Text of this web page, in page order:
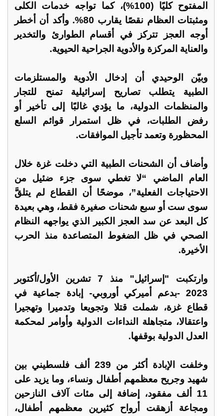
المفتوح كليًا (100%)، كما تواجه خدمات الكلى
ومثبتات العظام نقصًا يقارب 80%. وأكد أن أخطر
أوجه العجز تتركز في أقسام الطوارئ والتخدير
والعناية المركزة والأدوية الجراحية الحيوية.
وبيّن الوحيدي أن إدخال الأدوية والمستلزمات
الطبية يتطلب تصاريح إسرائيلية تمنح للتجار
والمنظمات الدولية، ما يؤدي غالبًا إلى تأخير أو
رفض الطلبات، في ظل استمرار قوائم السلع
المحظورة وتعمد تأجيل الموافقات.
وأضاف أن الشحنات الطبية التي دخلت غزة خلال
العام الماضي “لا تغطي سوى جزء ضئيل من
الاحتياجات الفعلية”، موضحًا أن القطاع لم يتلقَّ
سوى ست أو سبع شحنات صغيرة فقط، وهي بعيدة
كل البعد عن سد العجز الكبير الذي يواجهه النظام
الصحي في ظل الضغوط المتصاعدة منذ الحرب
الأخيرة.
وارتكبت "إسرائيل" منذ 7 تشرين الأول/أكتوبر
2023 -بدعم أميركي أوروبي- إبادة جماعية في
قطاع غزة، شملت قتلا وتجويعا وتدميرا وتهجيرا
واعتقالا، متجاهلة النداءات الدولية وأوامر لمحكمة
العدل الدولية بوقفها.
وخلفت الإبادة أكثر من 239 ألف فلسطيني بين
شهيد وجريح معظمهم أطفال ونساء، وما يزيد على
11 ألف مفقود، إضافة إلى مئات آلاف النازحين
ومجاعة أزهقت أرواح كثيرين معظمهم أطفال،